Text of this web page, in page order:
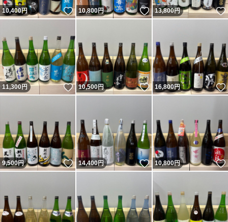
10,400円 いいね！
10,800円 いいね！
13,800円
11,300円 いいね！
10,500円 いいね！
16,800円
9,500円 いいね！
14,400円 いいね！
10,800円